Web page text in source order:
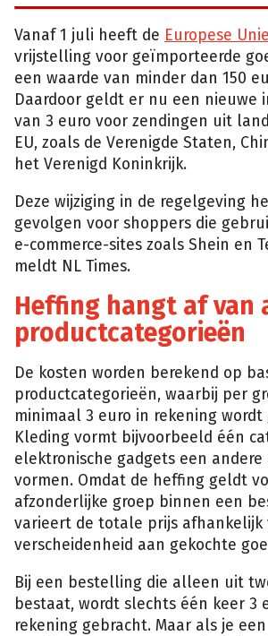
Vanaf 1 juli heeft de Europese Unie
vrijstelling voor geïmporteerde
een waarde van minder dan 150
Daardoor geldt er nu een nieuwe
van 3 euro voor zendingen uit
EU, zoals de Verenigde Staten,
het Verenigd Koninkrijk.
Deze wijziging in de regelgeving
gevolgen voor shoppers die
e-commerce-sites zoals Shein en
meldt NL Times.
Heffing hangt af van
productcategorieën
De kosten worden berekend op
productcategorieën, waarbij per
minimaal 3 euro in rekening wordt
Kleding vormt bijvoorbeeld één
elektronische gadgets een andere
vormen. Omdat de heffing geldt
afzonderlijke groep binnen een
varieert de totale prijs afhankelijk
verscheidenheid aan gekochte
Bij een bestelling die alleen uit
bestaat, wordt slechts één keer 3
rekening gebracht. Maar als je